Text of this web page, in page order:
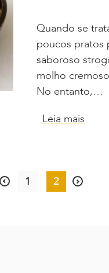
Quando se
poucos pratos
saboroso
molho
No entanto,…
Leia mais
1 2